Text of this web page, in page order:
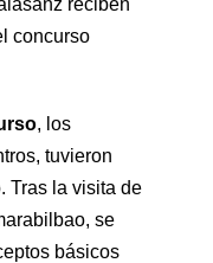
, los
tuvieron
Tras la visita de
se
básicos